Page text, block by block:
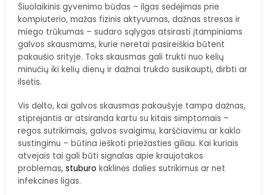
Šiuolaikinis gyvenimo būdas – ilgas sėdėjimas prie
kompiuterio, mažas fizinis aktyvumas, dažnas stresas ir
miego trūkumas – sudaro sąlygas atsirasti įtampiniams
galvos skausmams, kurie neretai pasireiškia būtent
pakaušio srityje. Toks skausmas gali trukti nuo kelių
minučių iki kelių dienų ir dažnai trukdo susikaupti, dirbti ar
ilsėtis.
Vis dėlto, kai galvos skausmas pakaušyje tampa dažnas,
stiprėjantis ar atsiranda kartu su kitais simptomais –
regos sutrikimais, galvos svaigimu, karščiavimu ar kaklo
sustingimu – būtina ieškoti priežasties giliau. Kai kuriais
atvejais tai gali būti signalas apie kraujotakos
problemas, stuburo kaklinės dalies sutrikimus ar net
infekcines ligas.